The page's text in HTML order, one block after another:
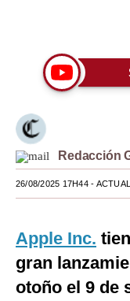
Viajes
Moda
Estilos
Mundo
EEUU
España
Internacional
Redacción
26/08/2025 17H44-
Apple Inc.
gran
otoño el 9 de